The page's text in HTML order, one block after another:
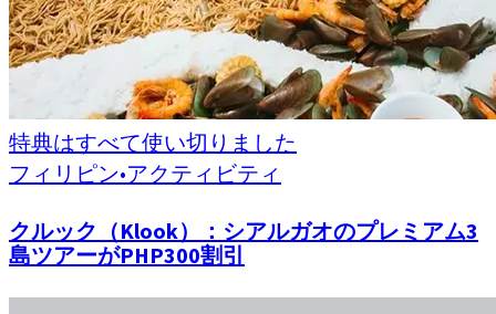
特典はすべて使い切りました
フィリピン•アクティビティ
クルック（Klook）：シアルガオのプレミアム3
島ツアーがPHP300割引